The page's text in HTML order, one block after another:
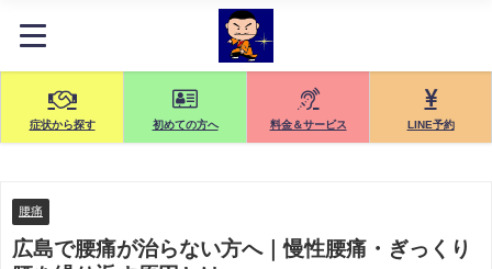
症状から探す 初めての方へ 料金＆サービス LINE予約
腰痛
広島で腰痛が治らない方へ｜慢性腰痛・ぎっくり